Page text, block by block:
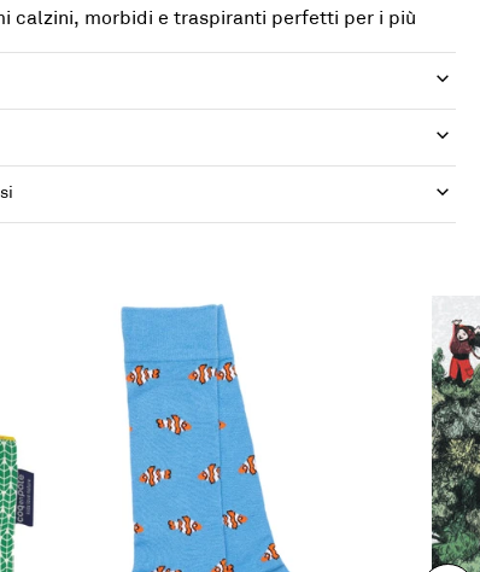
calzini, morbidi e traspiranti perfetti per i più